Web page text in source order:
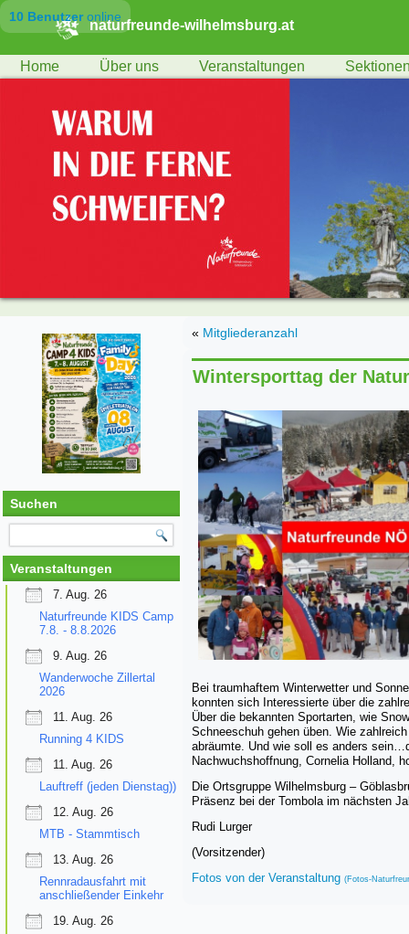
10 Benutzeronline
naturfreunde-wilhelmsburg.at
Home Über uns Veranstaltungen
Suchen
Veranstaltungen
7. Aug. 26
Naturfreunde KIDS Camp
7.8. - 8.8.2026
9. Aug. 26
Wanderwoche Zillertal
2026
11. Aug. 26
Running 4 KIDS
11. Aug. 26
Lauftreff (jeden Dienstag))
12. Aug. 26
MTB - Stammtisch
13. Aug. 26
Rennradausfahrt mit
anschließender Einkehr
19. Aug. 26
« Mitgliederanzahl
Wintersporttag der
Bei traumhaftem Winterwetter und
konnten sich Interessierte über die
Über die bekannten Sportarten, wie
Schneeschuh gehen üben. Wie
abräumte. Und wie soll es anders
Nachwuchshoffnung, Cornelia Holland,
Die Ortsgruppe Wilhelmsburg –
Präsenz bei der Tombola im nächsten
Rudi Lurger
(Vorsitzender)
Fotos von der Veranstaltung (Fotos-